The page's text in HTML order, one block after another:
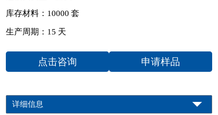
库存材料：10000 套
生产周期：15 天
点击咨询 申请样品
详细信息